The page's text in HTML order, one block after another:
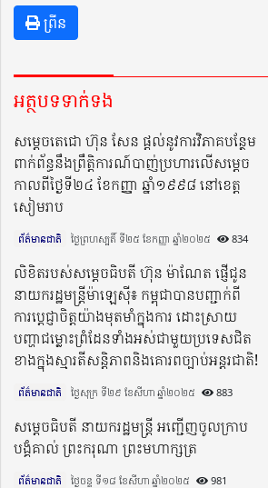
ព្រីន
អត្ថបទទាក់ទង
សម្តេចតេជោ ហ៊ុន សែន ផ្តល់នូវការវិភាគបន្ថែម
ពាក់ព័ន្ធនឹងព្រឹត្តិការណ៍បាញ់ប្រហារលើសម្តេច
កាលពីថ្ងៃទី២៤ ខែកញ្ញា ឆ្នាំ១៩៩៨ នៅខេត្ត
សៀមរាប
ព័ត៌មានជាតិ ថ្ងៃព្រហស្បតិ៍ ទី២៥ ខែកញ្ញា ឆ្នាំ២០២៥​ 834
លិខិតរបស់សម្តេចធិបតី ហ៊ុន ម៉ាណែត ផ្ញើជូន
នាយករដ្ឋមន្ត្រីម៉ាឡេស៊ី៖ កម្ពុជាបានបញ្ជាក់ពី
ការប្តេជ្ញាចិត្តយ៉ាងមុតមាំក្នុងការ ដោះស្រាយ
បញ្ហាជម្លោះព្រំដែនទាំងអស់ជាមួយប្រទេសជិត
ខាងក្នុងស្មារតីសន្តិភាពនិងគោរពច្បាប់អន្តរជាតិ!
ព័ត៌មានជាតិ ថ្ងៃសុក្រ ទី២៩ ខែសីហា ឆ្នាំ២០២៥​ 883
សម្តេចធិបតី នាយករដ្ឋមន្ត្រី អញ្ជើញចូលក្រាប
បង្គំគាល់ ព្រះករុណា ព្រះមហាក្សត្រ
ព័ត៌មានជាតិ ថ្ងៃចន្ទ ទី១៨ ខែសីហា ឆ្នាំ២០២៥​ 981